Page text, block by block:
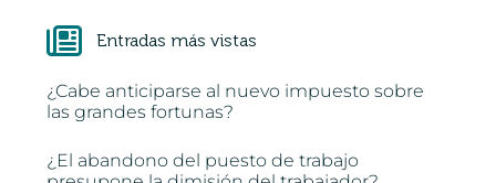
Entradas más vistas
¿Cabe anticiparse al nuevo impuesto sobre
las grandes fortunas?
¿El abandono del puesto de trabajo